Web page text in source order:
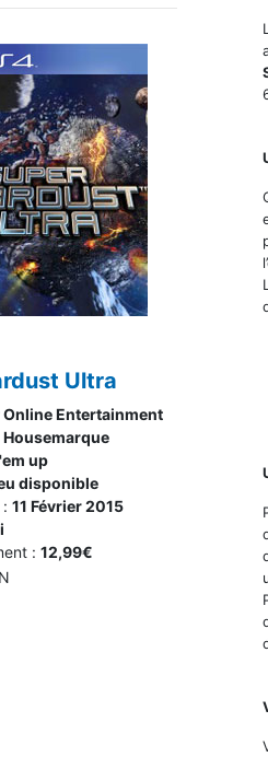
Ultra
Online Entertainment
Housemarque
up
disponible
11 Février 2015
: 12,99€